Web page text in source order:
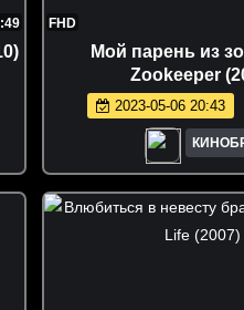
FHD
Мой парень из
Zookeeper
2023-05-06 20:43